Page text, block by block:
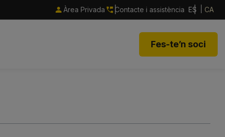
Àrea Privada Contacte i assistència ES CA
Fes-te’n soci